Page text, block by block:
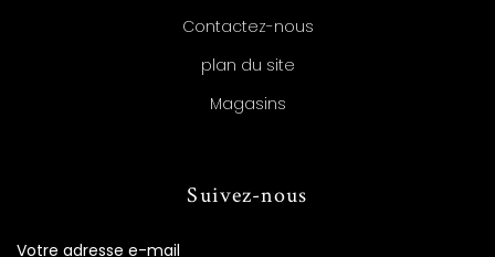
Contactez-nous
plan du site
Magasins
Suivez-nous
Votre adresse e-mail